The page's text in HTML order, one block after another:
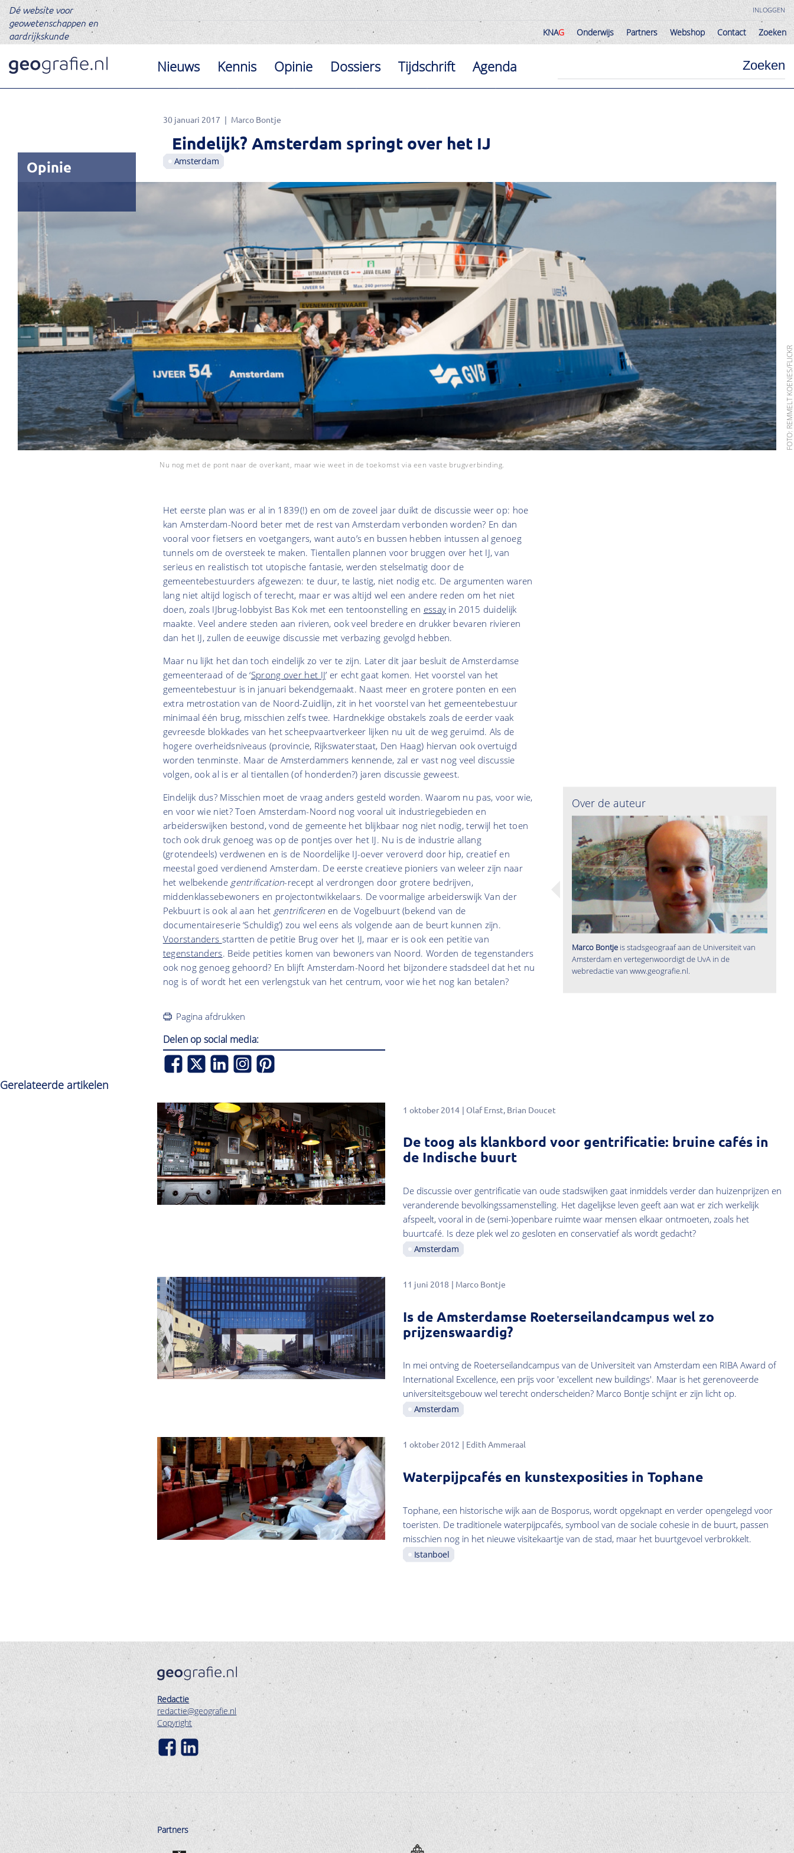
Dé website voor
geowetenschappen en
aardrijkskunde
INLOGGEN
KNAG Onderwijs Partners Webshop Contact Zoeken
Nieuws Kennis Opinie Dossiers Tijdschrift Agenda
30 januari 2017 Marco Bontje
Eindelijk? Amsterdam springt over het IJ
Amsterdam
Opinie
FOTO: REMMELT KOENES/FLICKR
Nu nog met de pont naar de overkant, maar wie weet in de toekomst via een vaste brugverbinding.
Het eerste plan was er al in 1839(!) en om de zoveel jaar duikt de discussie weer op: hoe
kan Amsterdam-Noord beter met de rest van Amsterdam verbonden worden? En dan
vooral voor fietsers en voetgangers, want auto’s en bussen hebben intussen al genoeg
tunnels om de oversteek te maken. Tientallen plannen voor bruggen over het IJ, van
serieus en realistisch tot utopische fantasie, werden stelselmatig door de
gemeentebestuurders afgewezen: te duur, te lastig, niet nodig etc. De argumenten waren
lang niet altijd logisch of terecht, maar er was altijd wel een andere reden om het niet
doen, zoals IJbrug-lobbyist Bas Kok met een tentoonstelling en essay in 2015 duidelijk
maakte. Veel andere steden aan rivieren, ook veel bredere en drukker bevaren rivieren
dan het IJ, zullen de eeuwige discussie met verbazing gevolgd hebben.
Maar nu lijkt het dan toch eindelijk zo ver te zijn. Later dit jaar besluit de Amsterdamse
gemeenteraad of de ‘Sprong over het IJ’ er echt gaat komen. Het voorstel van het
gemeentebestuur is in januari bekendgemaakt. Naast meer en grotere ponten en een
extra metrostation van de Noord-Zuidlijn, zit in het voorstel van het gemeentebestuur
minimaal één brug, misschien zelfs twee. Hardnekkige obstakels zoals de eerder vaak
gevreesde blokkades van het scheepvaartverkeer lijken nu uit de weg geruimd. Als de
hogere overheidsniveaus (provincie, Rijkswaterstaat, Den Haag) hiervan ook overtuigd
worden tenminste. Maar de Amsterdammers kennende, zal er vast nog veel discussie
volgen, ook al is er al tientallen (of honderden?) jaren discussie geweest.
Eindelijk dus? Misschien moet de vraag anders gesteld worden. Waarom nu pas, voor wie,
en voor wie niet? Toen Amsterdam-Noord nog vooral uit industriegebieden en
arbeiderswijken bestond, vond de gemeente het blijkbaar nog niet nodig, terwijl het toen
toch ook druk genoeg was op de pontjes over het IJ. Nu is de industrie allang
(grotendeels) verdwenen en is de Noordelijke IJ-oever veroverd door hip, creatief en
meestal goed verdienend Amsterdam. De eerste creatieve pioniers van weleer zijn naar
het welbekende gentrification-recept al verdrongen door grotere bedrijven,
middenklassebewoners en projectontwikkelaars. De voormalige arbeiderswijk Van der
Pekbuurt is ook al aan het gentrificeren en de Vogelbuurt (bekend van de
documentaireserie ‘Schuldig’) zou wel eens als volgende aan de beurt kunnen zijn.
Voorstanders startten de petitie Brug over het IJ, maar er is ook een petitie van
tegenstanders. Beide petities komen van bewoners van Noord. Worden de tegenstanders
ook nog genoeg gehoord? En blijft Amsterdam-Noord het bijzondere stadsdeel dat het nu
nog is of wordt het een verlengstuk van het centrum, voor wie het nog kan betalen?
Over de auteur
Marco Bontje is stadsgeograaf aan de Universiteit van
Amsterdam en vertegenwoordigt de UvA in de
webredactie van www.geografie.nl.
Pagina afdrukken
Delen op social media:
Gerelateerde artikelen
1 oktober 2014 Olaf Ernst Brian Doucet
De toog als klankbord voor gentrificatie: bruine cafés in
de Indische buurt
De discussie over gentrificatie van oude stadswijken gaat inmiddels verder dan huizenprijzen en
veranderende bevolkingssamenstelling. Het dagelijkse leven geeft aan wat er zich werkelijk
afspeelt, vooral in de (semi-)openbare ruimte waar mensen elkaar ontmoeten, zoals het
buurtcafé. Is deze plek wel zo gesloten en conservatief als wordt gedacht?
Amsterdam
11 juni 2018 Marco Bontje
Is de Amsterdamse Roeterseilandcampus wel zo
prijzenswaardig?
In mei ontving de Roeterseilandcampus van de Universiteit van Amsterdam een RIBA Award of
International Excellence, een prijs voor 'excellent new buildings'. Maar is het gerenoveerde
universiteitsgebouw wel terecht onderscheiden? Marco Bontje schijnt er zijn licht op.
Amsterdam
1 oktober 2012 Edith Ammeraal
Waterpijpcafés en kunstexposities in Tophane
Tophane, een historische wijk aan de Bosporus, wordt opgeknapt en verder opengelegd voor
toeristen. De traditionele waterpijpcafés, symbool van de sociale cohesie in de buurt, passen
misschien nog in het nieuwe visitekaartje van de stad, maar het buurtgevoel verbrokkelt.
Istanboel
Redactie
redactie@geografie.nl
Copyright
Partners